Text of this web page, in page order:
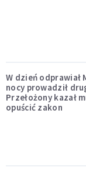
W dzień odprawiał
nocy prowadził
Przełożony kazał
opuścić zakon